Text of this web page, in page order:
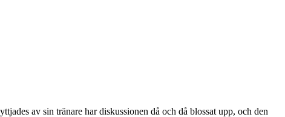
av sin tränare har diskussionen då och då blossat upp, och den